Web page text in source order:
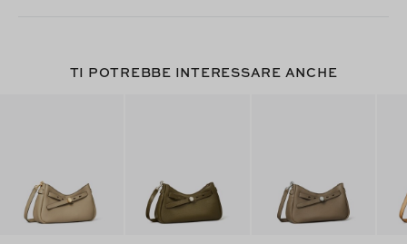
TI POTREBBE INTERESSARE ANCHE